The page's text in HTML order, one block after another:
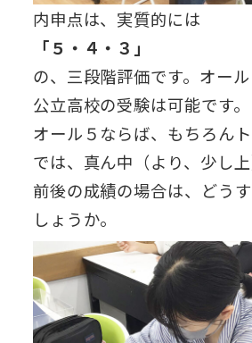
内申点は、実質的には
「５・４・３」
の、三段階評価です。オール
公立高校の受験は可能です。
オール５ならば、もちろんト
では、真ん中（より、少し
前後の成績の場合は、どう
しょうか。